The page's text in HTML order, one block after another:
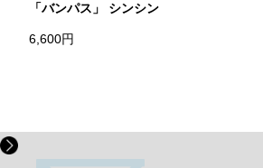
「バンパス」 シンシン
6,600円